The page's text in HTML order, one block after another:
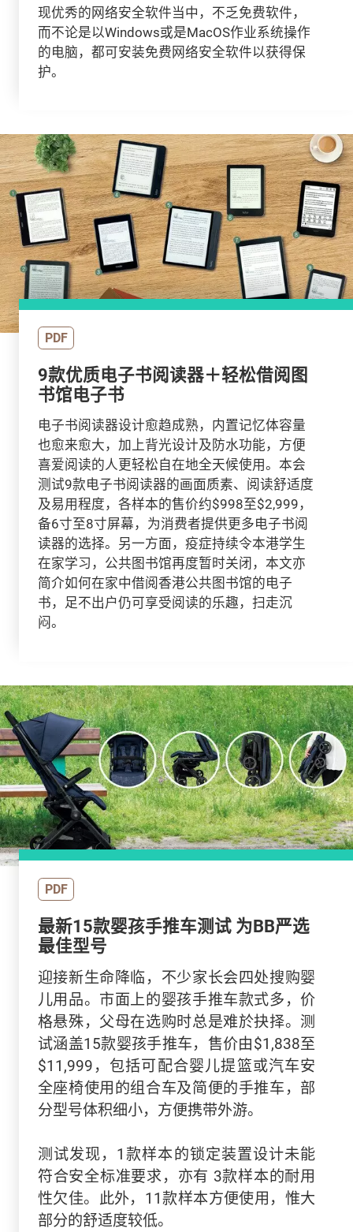
现优秀的网络安全软件当中，不乏免费软件，
而不论是以Windows或是MacOS作业系统操作
的电脑，都可安装免费网络安全软件以获得保
护。
PDF
9款优质电子书阅读器＋轻松借阅图
书馆电子书
电子书阅读器设计愈趋成熟，内置记忆体容量
也愈来愈大，加上背光设计及防水功能，方便
喜爱阅读的人更轻松自在地全天候使用。本会
测试9款电子书阅读器的画面质素、阅读舒适度
及易用程度，各样本的售价约$998至$2,999，
备6寸至8寸屏幕，为消费者提供更多电子书阅
读器的选择。另一方面，疫症持续令本港学生
在家学习，公共图书馆再度暂时关闭，本文亦
简介如何在家中借阅香港公共图书馆的电子
书，足不出户仍可享受阅读的乐趣，扫走沉
闷。
PDF
最新15款婴孩手推车测试 为BB严选
最佳型号
迎接新生命降临，不少家长会四处搜购婴
儿用品。市面上的婴孩手推车款式多，价
格悬殊，父母在选购时总是难於抉择。测
试涵盖15款婴孩手推车，售价由$1,838至
$11,999，包括可配合婴儿提篮或汽车安
全座椅使用的组合车及简便的手推车，部
分型号体积细小，方便携带外游。
测试发现，1款样本的锁定装置设计未能
符合安全标准要求，亦有 3款样本的耐用
性欠佳。此外，11款样本方便使用，惟大
部分的舒适度较低。